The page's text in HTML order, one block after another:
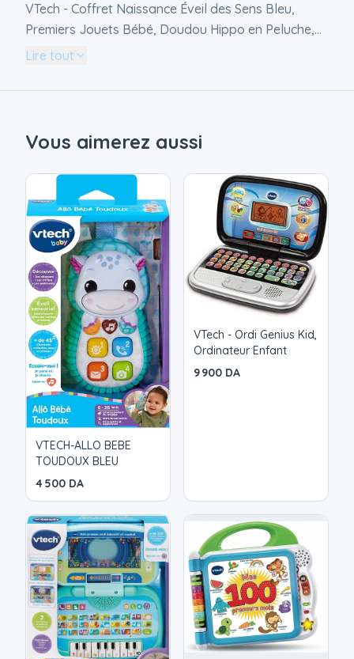
VTech - Coffret Naissance Éveil des Sens Bleu,
Premiers Jouets Bébé, Doudou Hippo en Peluche,
Piano Lumineux et Interactif, Hochets Grenouille et
Lire tout
Vous aimerez aussi
VTECH-ALLO BEBE
TOUDOUX BLEU
4 500 DA
VTech - Ordi Genius Kid,
Ordinateur Enfant
9 900 DA